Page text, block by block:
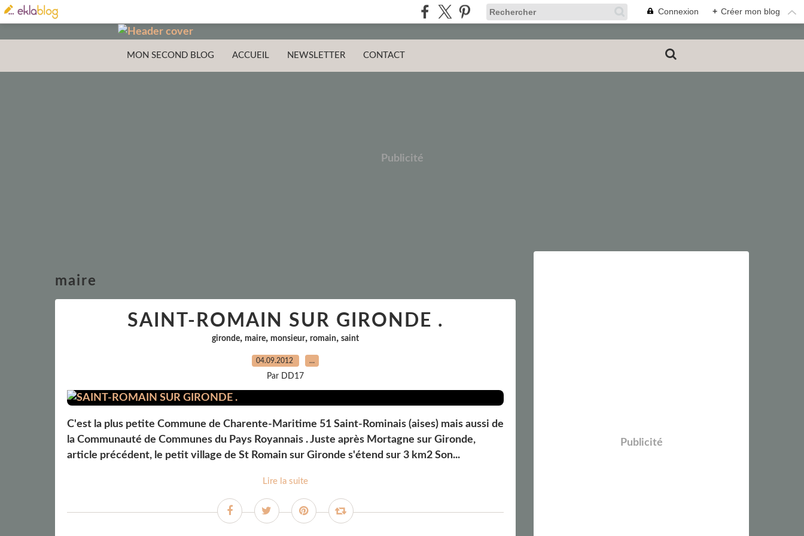
Connexion + Créer mon blog
MON SECOND BLOG ACCUEIL NEWSLETTER CONTACT
Publicité
maire
SAINT-ROMAIN SUR GIRONDE .
gironde, maire, monsieur, romain, saint
04.09.2012 …
Par DD17
C'est la plus petite Commune de Charente-Maritime 51 Saint-Rominais (aises) mais aussi de
la Communauté de Communes du Pays Royannais . Juste après Mortagne sur Gironde,
article précédent, le petit village de St Romain sur Gironde s'étend sur 3 km2 Son...
Lire la suite
Publicité